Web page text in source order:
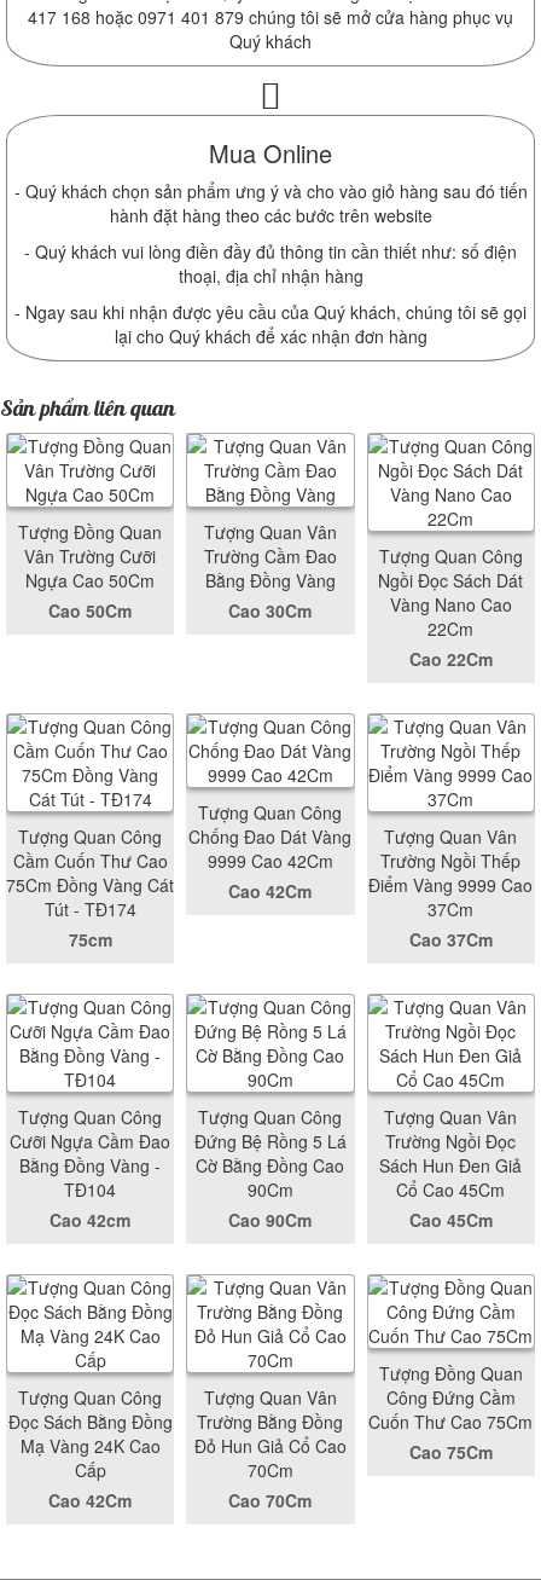
417 168 hoặc 0971 401 879 chúng tôi sẽ mở cửa hàng phục vụ
Quý khách
Mua Online
- Quý khách chọn sản phẩm ưng ý và cho vào giỏ hàng sau đó tiến
hành đặt hàng theo các bước trên website
- Quý khách vui lòng điền đầy đủ thông tin cần thiết như: số điện
thoại, địa chỉ nhận hàng
- Ngay sau khi nhận được yêu cầu của Quý khách, chúng tôi sẽ gọi
lại cho Quý khách để xác nhận đơn hàng
Sản phẩm liên quan
Tượng Đồng Quan
Vân Trường Cưỡi
Ngựa Cao 50Cm
Cao 50Cm
Tượng Quan Vân
Trường Cầm Đao
Bằng Đồng Vàng
Cao 30Cm
Tượng Quan Công
Ngồi Đọc Sách Dát
Vàng Nano Cao
22Cm
Cao 22Cm
Tượng Quan Công
Cầm Cuốn Thư Cao
75Cm Đồng Vàng Cát
Tút - TĐ174
75cm
Tượng Quan Công
Chống Đao Dát Vàng
9999 Cao 42Cm
Cao 42Cm
Tượng Quan Vân
Trường Ngồi Thếp
Điểm Vàng 9999 Cao
37Cm
Cao 37Cm
Tượng Quan Công
Cưỡi Ngựa Cầm Đao
Bằng Đồng Vàng -
TĐ104
Cao 42cm
Tượng Quan Công
Đứng Bệ Rồng 5 Lá
Cờ Bằng Đồng Cao
90Cm
Cao 90Cm
Tượng Quan Vân
Trường Ngồi Đọc
Sách Hun Đen Giả
Cổ Cao 45Cm
Cao 45Cm
Tượng Quan Công
Đọc Sách Bằng Đồng
Mạ Vàng 24K Cao
Cấp
Cao 42Cm
Tượng Quan Vân
Trường Bằng Đồng
Đỏ Hun Giả Cổ Cao
70Cm
Cao 70Cm
Tượng Đồng Quan
Công Đứng Cầm
Cuốn Thư Cao 75Cm
Cao 75Cm